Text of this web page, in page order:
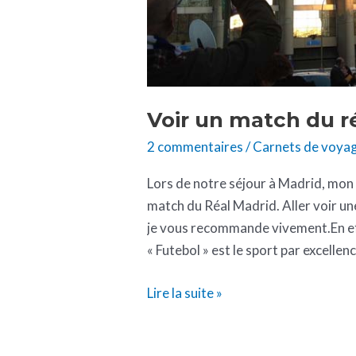
Voir un match du
2 commentaires /Carnets de
Lors de notre séjour à Madrid,
match du Réal Madrid. Aller voir
je vous recommande vivement.En
« Futebol » est le sport par
Lire la suite »